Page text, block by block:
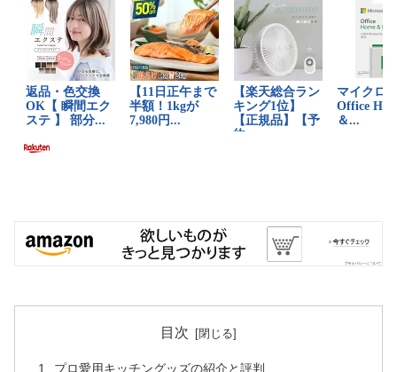
目次
プロ愛用キッチングッズの紹介と評判